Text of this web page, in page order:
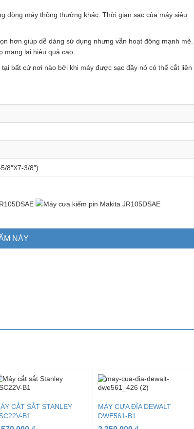
dòng máy thông thường khác. Thời gian sạc của máy siêu
hơn giúp dễ dàng sử dụng nhưng vẫn hoạt động mạnh mẽ.
mang lại hiệu quả cao.
bất cứ nơi nào bởi khi máy được sạc đầy nó có thể cắt liên
8″X7-3/8″)
NÀY
CẮT SẮT STANLEY
B1
MÁY CƯA ĐĨA DEWALT
DWE561-B1